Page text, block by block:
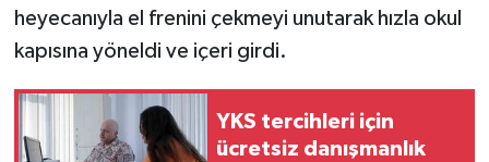
heyecanıyla el frenini çekmeyi unutarak hızla okul
kapısına yöneldi ve içeri girdi.
YKS tercihleri için
ücretsiz danışmanlık